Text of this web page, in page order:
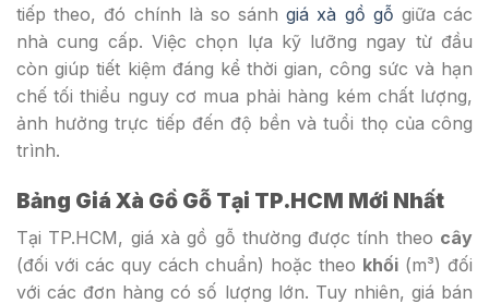
tiếp theo, đó chính là so sánhgiá xà gồ gỗ giữa các
nhà cung cấp. Việc chọn lựa kỹ lưỡng ngay từ đầu
còn giúp tiết kiệm đáng kể thời gian, công sức và hạn
chế tối thiểu nguy cơ mua phải hàng kém chất lượng,
ảnh hưởng trực tiếp đến độ bền và tuổi thọ của công
trình.
Bảng Giá Xà Gồ Gỗ Tại TP.HCM Mới Nhất
Tại TP.HCM, giá xà gồ gỗ thường được tính theo cây
(đối với các quy cách chuẩn) hoặc theo khối (m³) đối
với các đơn hàng có số lượng lớn. Tuy nhiên, giá bán